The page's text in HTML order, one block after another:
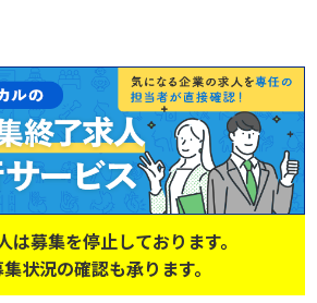
は募集を停止しております。
状況の確認も承ります。